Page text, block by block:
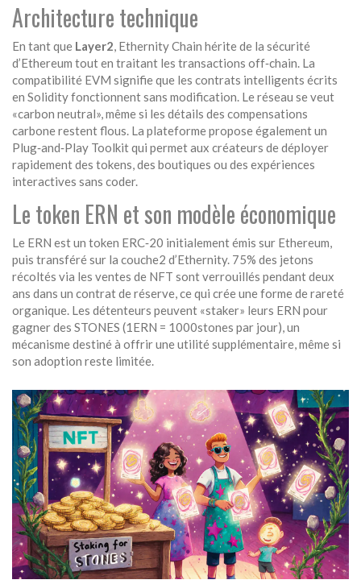
Architecture technique
En tant que Layer2, Ethernity Chain hérite de la sécurité
d’Ethereum tout en traitant les transactions off‑chain. La
compatibilité EVM signifie que les contrats intelligents écrits
en Solidity fonctionnent sans modification. Le réseau se veut
«carbon neutral», même si les détails des compensations
carbone restent flous. La plateforme propose également un
Plug‑and‑Play Toolkitqui permet aux créateurs de déployer
rapidement des tokens, des boutiques ou des expériences
interactives sans coder.
Le token ERN et son modèle économique
Le ERN est un token ERC‑20 initialement émis sur Ethereum,
puis transféré sur la couche2 d’Ethernity. 75% des jetons
récoltés via les ventes de NFT sont verrouillés pendant deux
ans dans un contrat de réserve, ce qui crée une forme de rareté
organique. Les détenteurs peuvent «staker» leurs ERN pour
gagner des STONES (1ERN = 1000stones par jour), un
mécanisme destiné à offrir une utilité supplémentaire, même si
son adoption reste limitée.